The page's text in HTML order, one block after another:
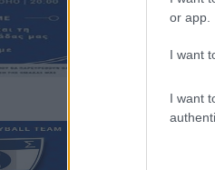
or app.
I want
I want